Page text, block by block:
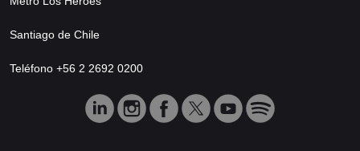
Santiago de Chile
Teléfono +56 2 2692 0200